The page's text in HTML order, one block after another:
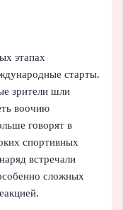
этапах
старты.
зрители шли
воочию
говорят в
спортивных
встречали
сложных